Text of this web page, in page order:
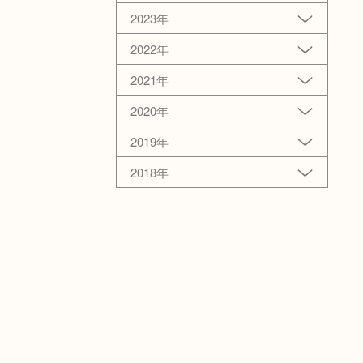
2023年
2022年
2021年
2020年
2019年
2018年